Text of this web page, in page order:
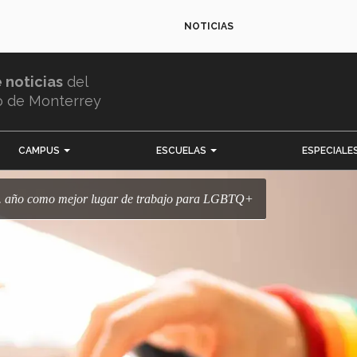
NOTICIAS
noticias del
de Monterrey
CAMPUS ESCUELAS
año como mejor lugar de trabajo para LGBTQ+